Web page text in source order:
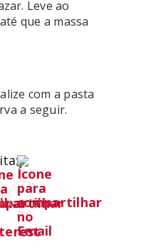
Leve ao
que a massa
com a pasta
a seguir.